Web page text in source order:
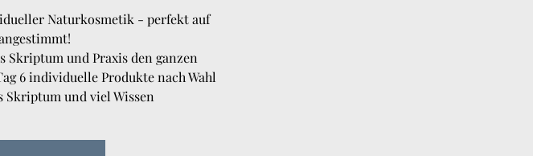
Naturkosmetik - perfekt auf
Skriptum und Praxis den ganzen
6 individuelle Produkte nach Wahl
und viel Wissen